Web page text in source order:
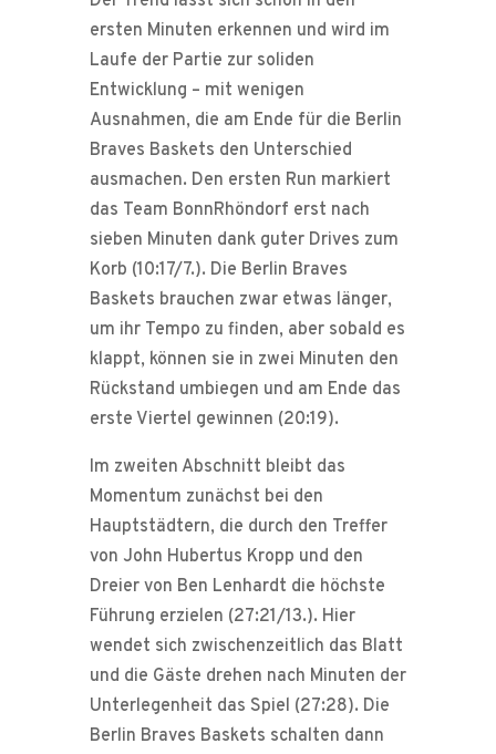
ersten Minuten erkennen und wird im
Laufe der Partie zur soliden
Entwicklung – mit wenigen
Ausnahmen, die am Ende für die Berlin
Braves Baskets den Unterschied
ausmachen. Den ersten Run markiert
das Team BonnRhöndorf erst nach
sieben Minuten dank guter Drives zum
Korb (10:17/7.). Die Berlin Braves
Baskets brauchen zwar etwas länger,
um ihr Tempo zu finden, aber sobald es
klappt, können sie in zwei Minuten den
Rückstand umbiegen und am Ende das
erste Viertel gewinnen (20:19).
Im zweiten Abschnitt bleibt das
Momentum zunächst bei den
Hauptstädtern, die durch den Treffer
von John Hubertus Kropp und den
Dreier von Ben Lenhardt die höchste
Führung erzielen (27:21/13.). Hier
wendet sich zwischenzeitlich das Blatt
und die Gäste drehen nach Minuten der
Unterlegenheit das Spiel (27:28). Die
Berlin Braves Baskets schalten dann